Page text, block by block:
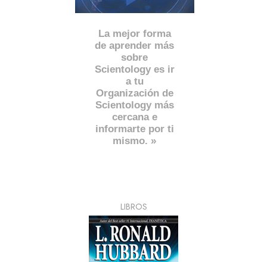
La mejor forma
de aprender más
sobre
Scientology es ir
a tu
Organización de
Scientology más
cercana e
informarte por ti
mismo. »
LIBROS